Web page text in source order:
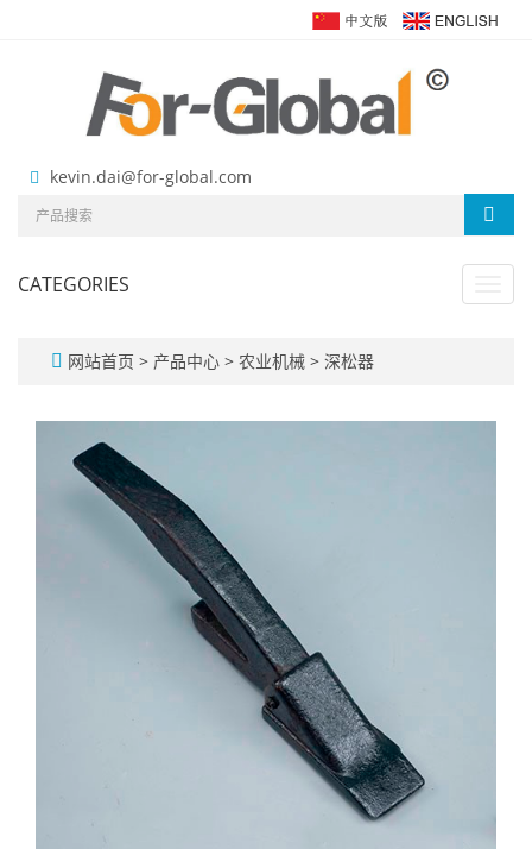
kevin.dai@for-global.com
CATEGORIES
网站首页 > 产品中心 > 农业机械 > 深松器